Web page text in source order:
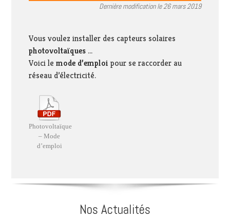
Dernière modification le 26 mars 2019
Vous voulez installer des capteurs solaires
photovoltaïques …
Voici le mode d’emploi pour se raccorder au
réseau d’électricité.
Photovoltaïque
– Mode
d’emploi
Nos Actualités